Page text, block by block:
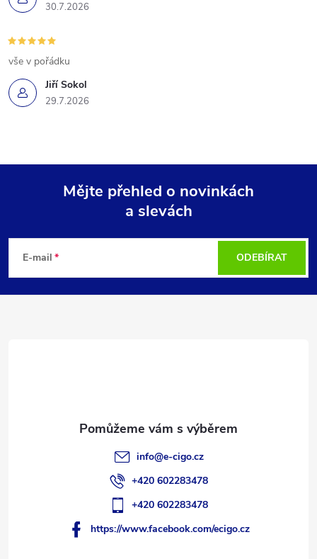
30.7.2026
Jiří Sokol
29.7.2026
vše v pořádku
p
Mějte přehled o novinkách
a slevách
E-mail ODEBÍRAT
info@e-cigo.cz
+420 602283478
+420 602283478
https://www.facebook.com/ecigo.cz